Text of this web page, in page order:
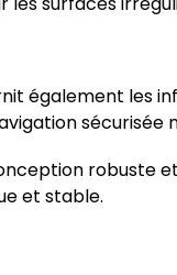
également les
sécurisée
robuste
et stable.